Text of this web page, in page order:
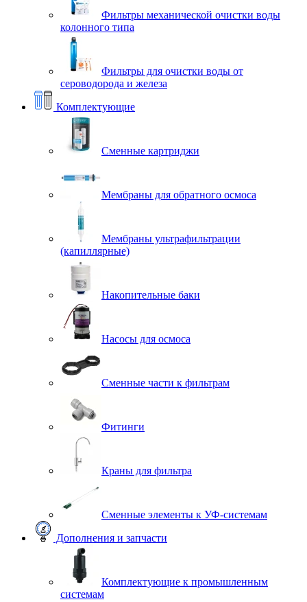
Фильтры механической очистки воды
колонного типа
Фильтры для очистки воды от
сероводорода и железа
Комплектующие
Сменные картриджи
Мембраны для обратного осмоса
Мембраны ультрафильтрации
(капиллярные)
Накопительные баки
Насосы для осмоса
Сменные части к фильтрам
Фитинги
Краны для фильтра
Сменные элементы к УФ-системам
Дополнения и запчасти
Комплектующие к промышленным
системам